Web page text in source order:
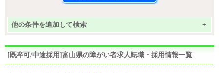
他の条件を追加して検索 +
[既卒可/中途採用]富山県の障がい者求人転職・採用情報一覧